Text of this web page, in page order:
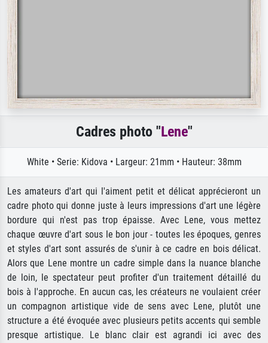
Cadres photo "Lene"
White • Serie: Kidova • Largeur: 21mm • Hauteur: 38mm
Les amateurs d'art qui l'aiment petit et délicat apprécieront un
cadre photo qui donne juste à leurs impressions d'art une légère
bordure qui n'est pas trop épaisse. Avec Lene, vous mettez
chaque œuvre d'art sous le bon jour - toutes les époques, genres
et styles d'art sont assurés de s'unir à ce cadre en bois délicat.
Alors que Lene montre un cadre simple dans la nuance blanche
de loin, le spectateur peut profiter d'un traitement détaillé du
bois à l'approche. En aucun cas, les créateurs ne voulaient créer
un compagnon artistique vide de sens avec Lene, plutôt une
structure a été évoquée avec plusieurs petits accents qui semble
presque artistique. Le blanc clair est agrandi ici avec des